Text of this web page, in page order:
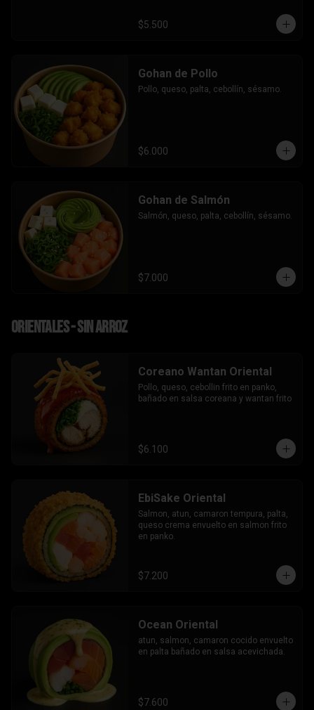
$5.500
Gohan de Pollo
Pollo, queso, palta, cebollín, sésamo.
$6.000
Gohan de Salmón
Salmón, queso, palta, cebollín, sésamo.
$7.000
Orientales - sin arroz
Coreano Wantan Oriental
Pollo, queso, cebollin frito en panko,
bañado en salsa coreana y wantan frito
$6.100
EbiSake Oriental
Salmon, atun, camaron tempura, palta,
queso crema envuelto en salmon frito
en panko.
$7.200
Ocean Oriental
atun, salmon, camaron cocido envuelto
en palta bañado en salsa acevichada.
$7.600